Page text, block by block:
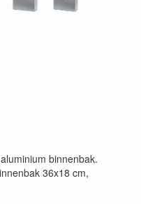
binnenbak.
36x18 cm,